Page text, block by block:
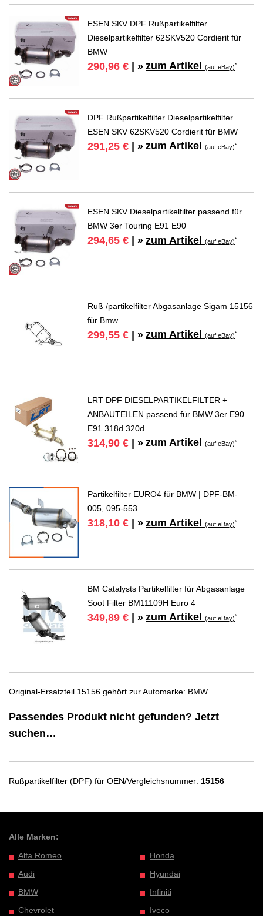
ESEN SKV DPF Rußpartikelfilter
Dieselpartikelfilter 62SKV520 Cordierit für
BMW
290,96 € | » zum Artikel(auf eBay)*
DPF Rußpartikelfilter Dieselpartikelfilter
ESEN SKV 62SKV520 Cordierit für BMW
291,25 € | » zum Artikel(auf eBay)*
ESEN SKV Dieselpartikelfilter passend für
BMW 3er Touring E91 E90
294,65 € | » zum Artikel(auf eBay)*
Ruß /partikelfilter Abgasanlage Sigam 15156
für Bmw
299,55 € | » zum Artikel(auf eBay)*
LRT DPF DIESELPARTIKELFILTER +
ANBAUTEILEN passend für BMW 3er E90
E91 318d 320d
314,90 € | » zum Artikel(auf eBay)*
Partikelfilter EURO4 für BMW | DPF-BM-
005, 095-553
318,10 € | » zum Artikel(auf eBay)*
BM Catalysts Partikelfilter für Abgasanlage
Soot Filter BM11109H Euro 4
349,89 € | » zum Artikel(auf eBay)*
Original-Ersatzteil 15156 gehört zur Automarke: BMW.
Passendes Produkt nicht gefunden? Jetzt
suchen…
Rußpartikelfilter (DPF) für OEN/Vergleichsnummer: 15156
Alle Marken:
Alfa Romeo
Audi
BMW
Chevrolet
Honda
Hyundai
Infiniti
Iveco